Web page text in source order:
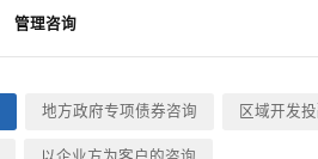
管理咨询
地方政府专项债券咨询 区域开发